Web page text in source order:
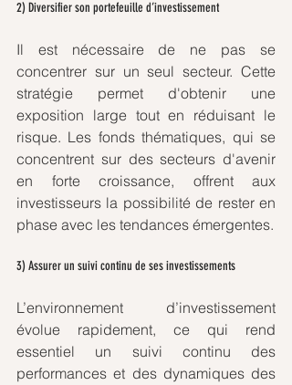
2) Diversifier son portefeuille d’investissement
Il est nécessaire de ne pas se
concentrer sur un seul secteur. Cette
stratégie permet d'obtenir une
exposition large tout en réduisant le
risque. Les fonds thématiques, qui se
concentrent sur des secteurs d'avenir
en forte croissance, offrent aux
investisseurs la possibilité de rester en
phase avec les tendances émergentes.
3) Assurer un suivi continu de ses investissements
L’environnement d’investissement
évolue rapidement, ce qui rend
essentiel un suivi continu des
performances et des dynamiques des